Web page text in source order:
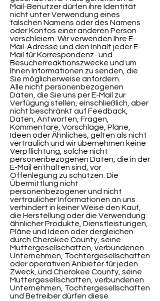
Mail-Benutzer dürfen ihre Identität
nicht unter Verwendung eines
falschen Namens oder des Namens
oder Kontos einer anderen Person
verschleiern. Wir verwenden Ihre E-
Mail-Adresse und den Inhalt jeder E-
Mail für Korrespondenz- und
Besucherreaktionszwecke und um
Ihnen Informationen zu senden, die
Sie möglicherweise anfordern.
Alle nicht personenbezogenen
Daten, die Sie uns per E-Mail zur
Verfügung stellen, einschließlich, aber
nicht beschränkt auf Feedback,
Daten, Antworten, Fragen,
Kommentare, Vorschläge, Pläne,
Ideen oder Ähnliches, gelten als nicht
vertraulich und wir übernehmen keine
Verpflichtung, solche nicht
personenbezogenen Daten, die in der
E-Mail enthalten sind, vor
Offenlegung zu schützen. Die
Übermittlung nicht
personenbezogener und nicht
vertraulicher Informationen an uns
verhindert in keiner Weise den Kauf,
die Herstellung oder die Verwendung
ähnlicher Produkte, Dienstleistungen,
Pläne und Ideen oder dergleichen
durch Cherokee County, seine
Muttergesellschaften, verbundenen
Unternehmen, Tochtergesellschaften
oder operativen Anbieter für jeden
Zweck, und Cherokee County, seine
Muttergesellschaften, verbundenen
Unternehmen, Tochtergesellschaften
und Betreiber dürfen diese